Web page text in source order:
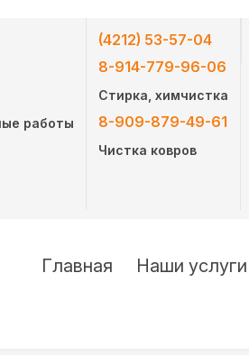
работы
(4212) 53-57-04
8-914-779-96-06
Стирка, химчистка
8-909-879-49-61
Чистка ковров
Главная Наши услуги